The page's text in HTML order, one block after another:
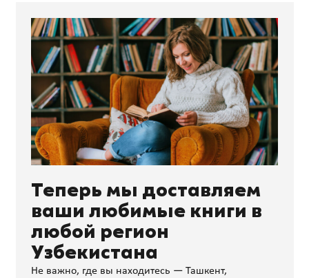
Теперь мы доставляем
ваши любимые книги в
любой регион
Узбекистана
Не важно, где вы находитесь — Ташкент,